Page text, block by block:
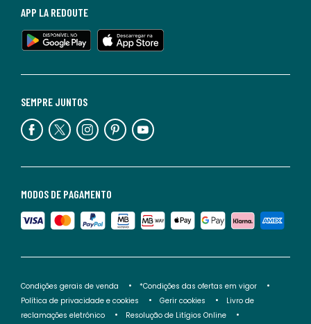
MODOS DE PAGAMENTO
SEMPRE JUNTOS
APP LA REDOUTE
Condições gerais de venda
*Condições das ofertas em vigor
Política de privacidade e cookies
Gerir cookies
Livro de
reclamações eletrónico
Resolução de Litígios Online